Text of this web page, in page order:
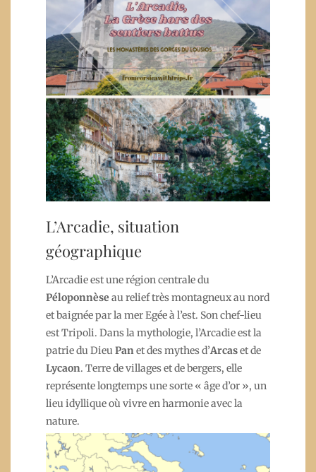
L’Arcadie, situation
géographique
L’Arcadie est une région centrale du
Péloponnèse au relief très montagneux au nord
et baignée par la mer Egée à l’est. Son chef-lieu
est Tripoli. Dans la mythologie, l’Arcadie est la
patrie du DieuPanet des mythes d’Arcaset de
Lycaon. Terre de villages et de bergers, elle
représente longtemps une sorte « âge d’or », un
lieu idyllique où vivre en harmonie avec la
nature.